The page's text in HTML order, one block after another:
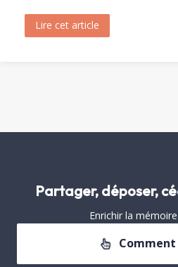
Lire cet article
Partager, déposer,
Enrichir la